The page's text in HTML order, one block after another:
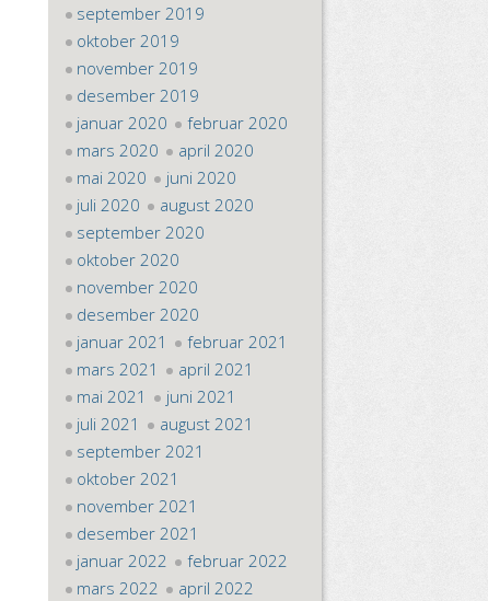
september 2019
oktober 2019
november 2019
desember 2019
januar 2020
februar 2020
mars 2020
april 2020
mai 2020
juni 2020
juli 2020
august 2020
september 2020
oktober 2020
november 2020
desember 2020
januar 2021
februar 2021
mars 2021
april 2021
mai 2021
juni 2021
juli 2021
august 2021
september 2021
oktober 2021
november 2021
desember 2021
januar 2022
februar 2022
mars 2022
april 2022